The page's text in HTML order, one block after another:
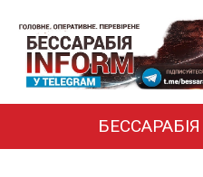
БЕССАРАБІЯ